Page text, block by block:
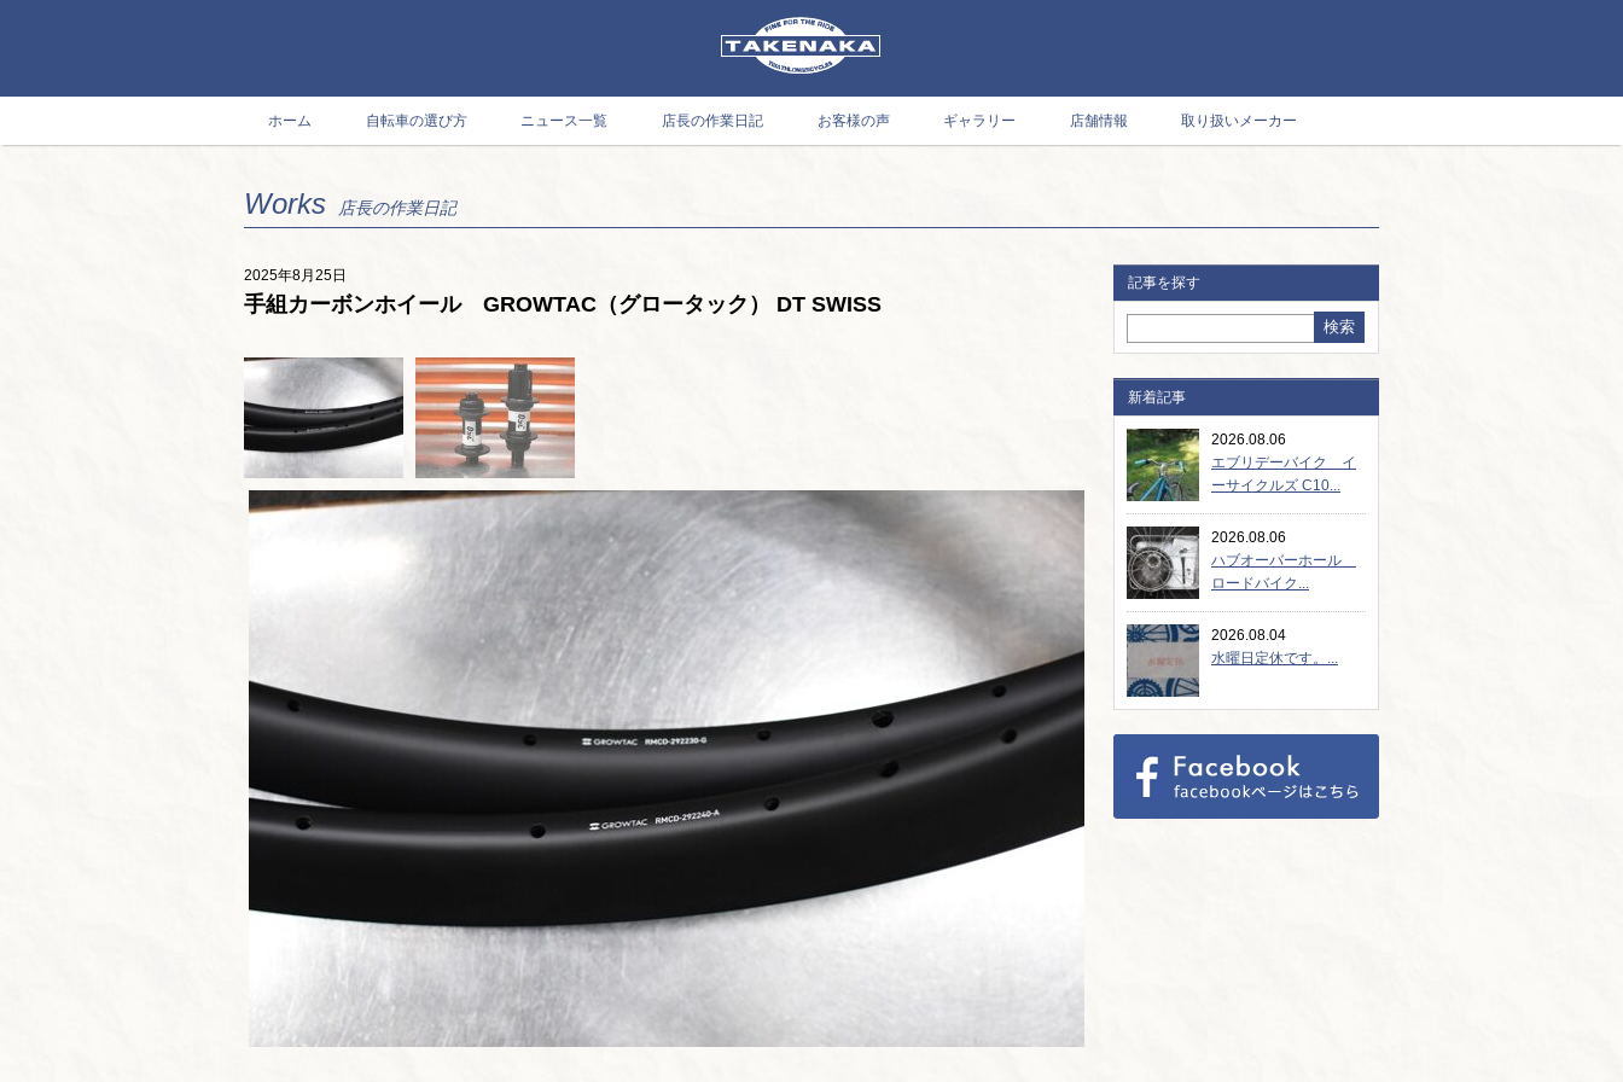
ホーム 自転車の選び方 ニュース一覧 店長の作業日記 お客様の声 ギャラリー 店舗情報 取り扱いメーカー
Works 店長の作業日記
2025年8月25日
手組カーボンホイール GROWTAC（グロータック） DT SWISS
記事を探す
新着記事
2026.08.06
エブリデーバイク イ
ーサイクルズ C10...
2026.08.06
ハブオーバーホール
ロードバイク...
2026.08.04
水曜日定休です。...